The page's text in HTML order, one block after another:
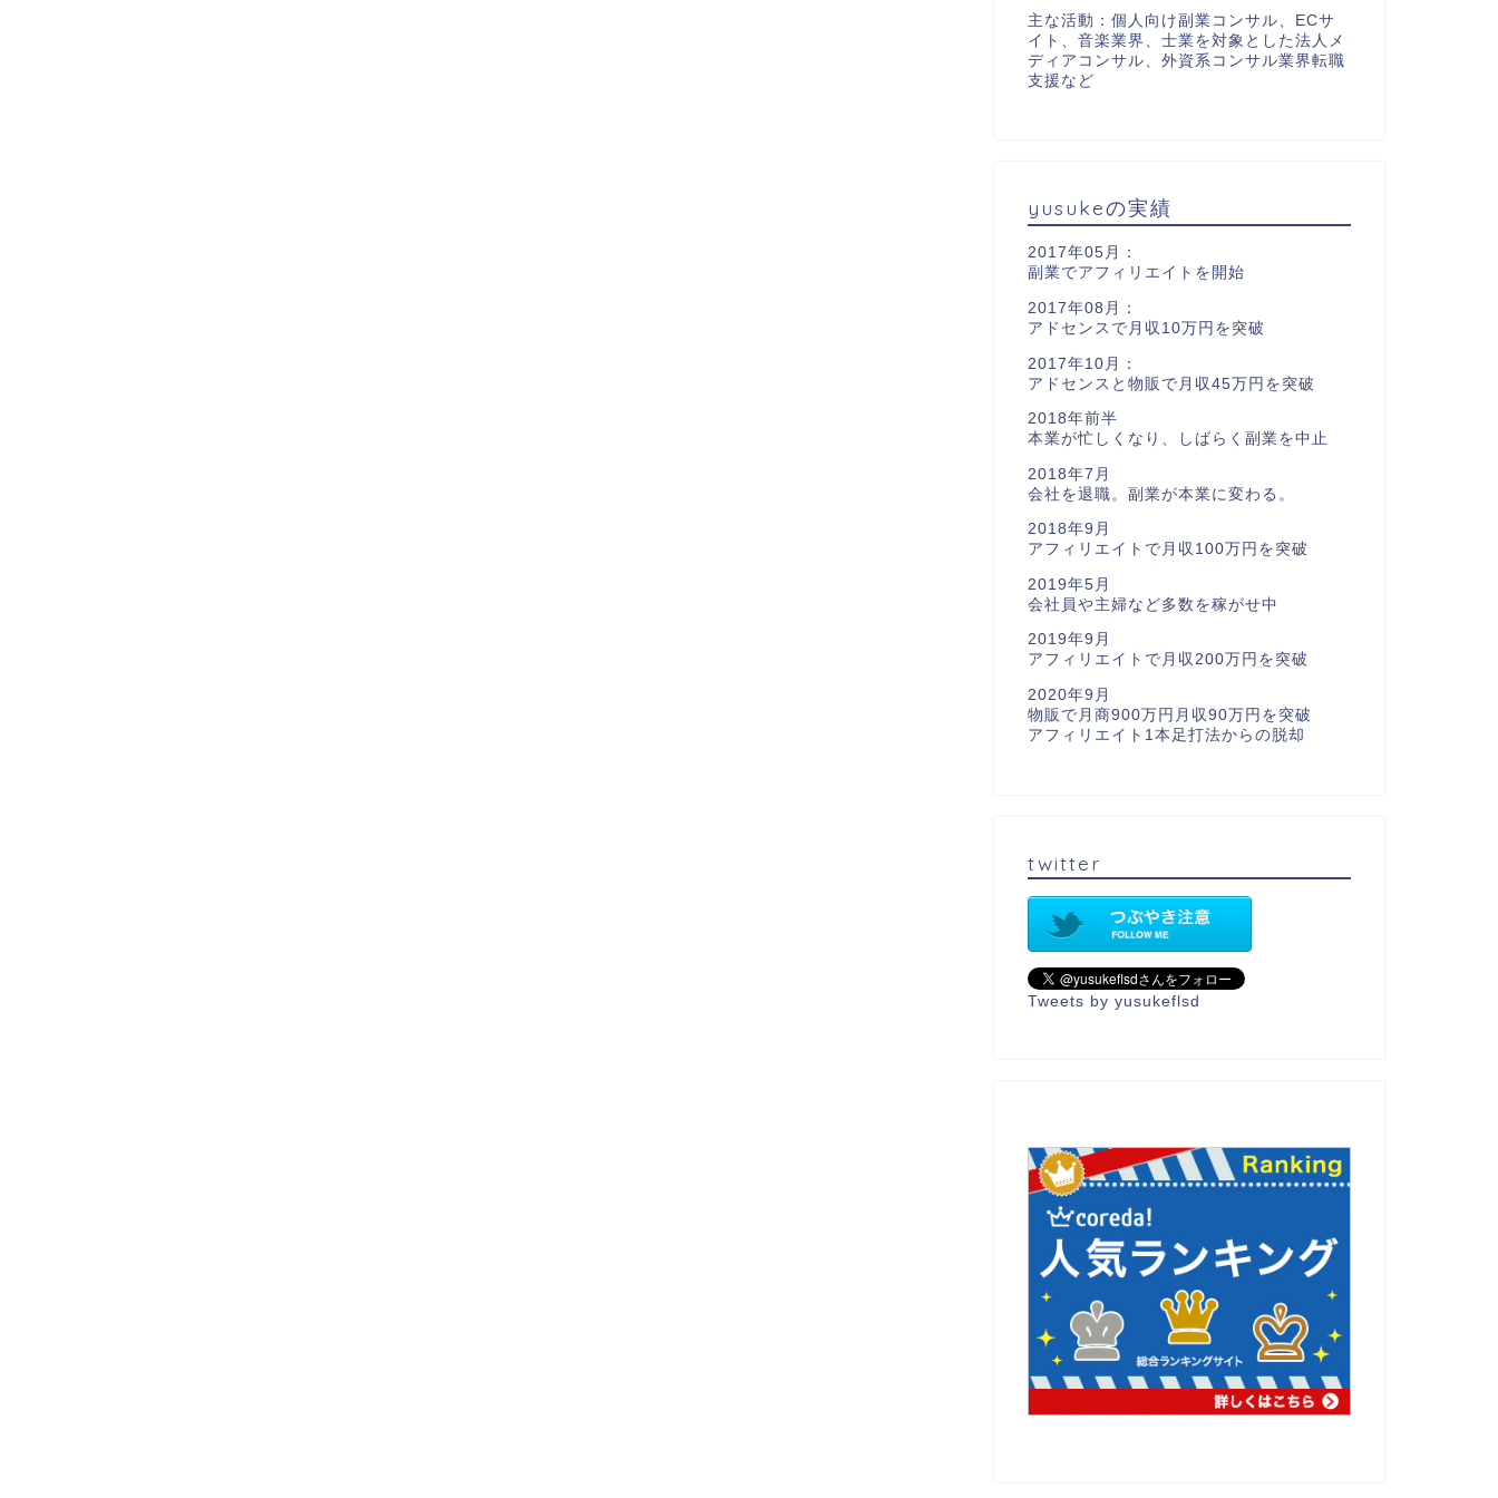
主な活動：個人向け副業コンサル、ECサ
イト、音楽業界、士業を対象とした法人メ
ディアコンサル、外資系コンサル業界転職
支援など
yusukeの実績
2017年05月：
副業でアフィリエイトを開始
2017年08月：
アドセンスで月収10万円を突破
2017年10月：
アドセンスと物販で月収45万円を突破
2018年前半
本業が忙しくなり、しばらく副業を中止
2018年7月
会社を退職。副業が本業に変わる。
2018年9月
アフィリエイトで月収100万円を突破
2019年5月
会社員や主婦など多数を稼がせ中
2019年9月
アフィリエイトで月収200万円を突破
2020年9月
物販で月商900万円月収90万円を突破
アフィリエイト1本足打法からの脱却
twitter
Tweets by yusukeflsd